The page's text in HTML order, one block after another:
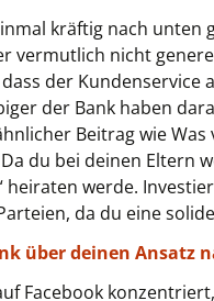
kräftig nach
vermutlich nicht
der
der Bank haben
Beitrag wie
du bei deinen Eltern
werde.
da du eine
über deinen Ansatz
Facebook